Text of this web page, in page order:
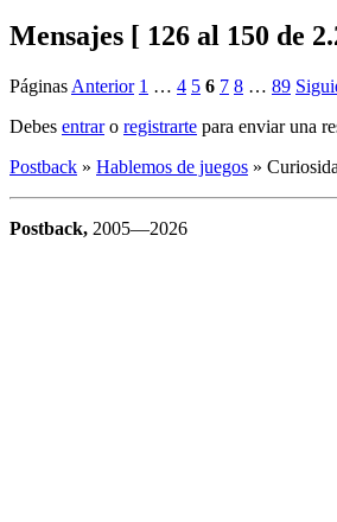
Mensajes [ 126 al 150 de
Páginas Anterior 1 … 4 5 6 7 8 … 89
Debes entraro registrarte para enviar una
Postback » Hablemos de juegos »
Postback, 2005—2026